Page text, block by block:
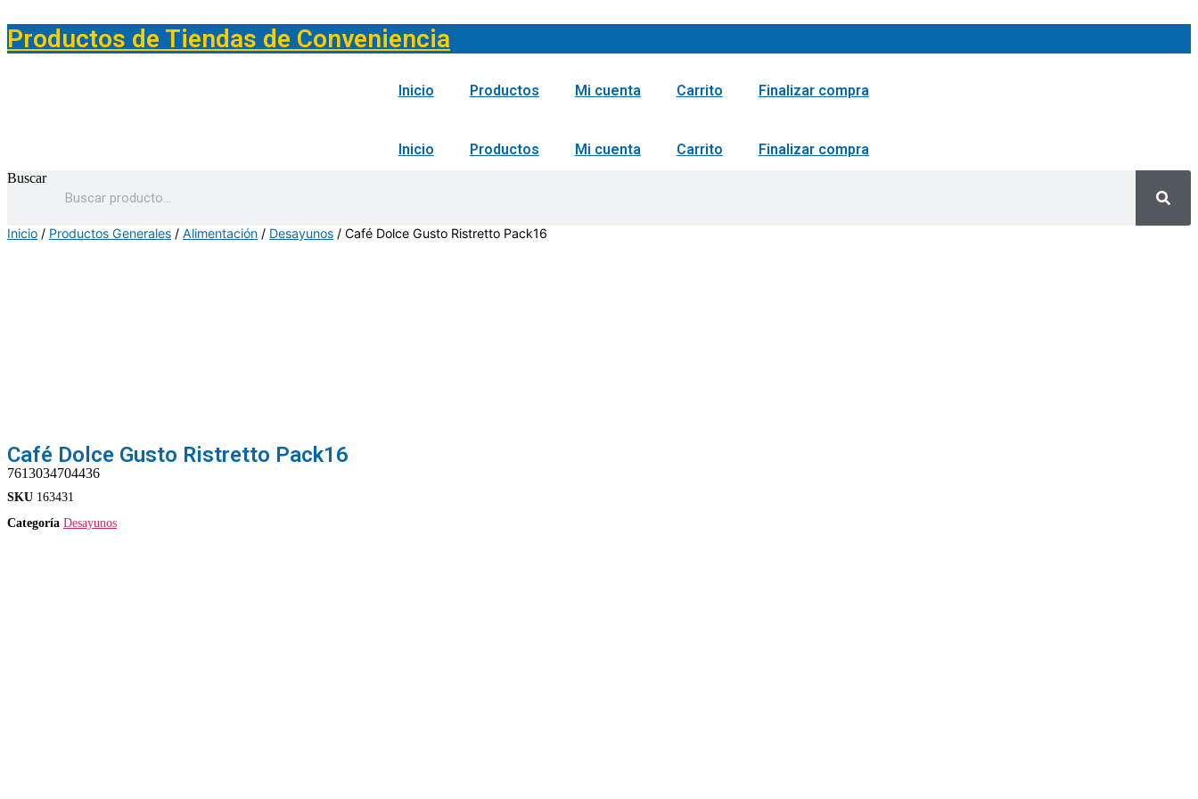
al
contenido
Productos de Tiendas de Conveniencia
Inicio Productos Mi cuenta Carrito Finalizar compra
Inicio Productos Mi cuenta Carrito Finalizar compra
Buscar
Inicio / Productos Generales / Alimentación / Desayunos / Café Dolce Gusto Ristretto Pack16
Café Dolce Gusto Ristretto Pack16
7613034704436
SKU 163431
Categoría Desayunos